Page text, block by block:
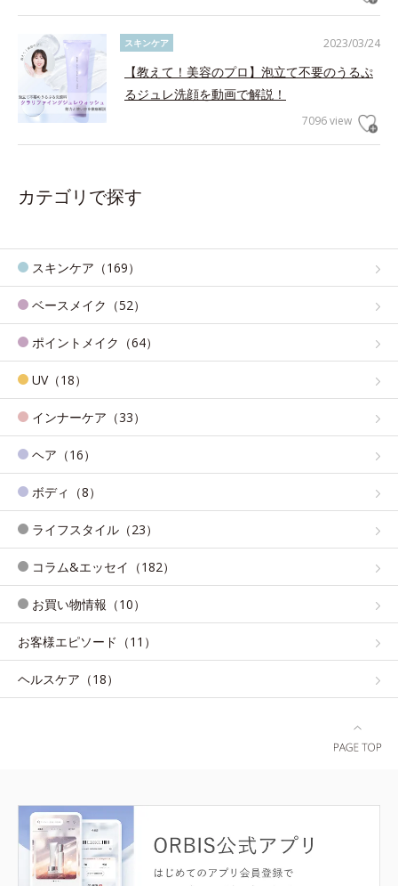
2023/03/24
スキンケア
【教えて！美容のプロ】泡立て不要のうるぷ
るジュレ洗顔を動画で解説！
7096 view
カテゴリで探す
スキンケア（169）
ベースメイク（52）
ポイントメイク（64）
UV（18）
インナーケア（33）
ヘア（16）
ボディ（8）
ライフスタイル（23）
コラム&エッセイ（182）
お買い物情報（10）
お客様エピソード（11）
ヘルスケア（18）